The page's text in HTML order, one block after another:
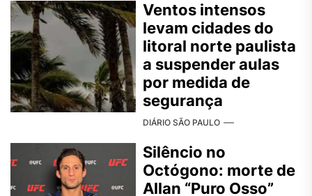
Ventos intensos
levam cidades do
litoral norte paulista
a suspender aulas
por medida de
segurança
DIÁRIO SÃO PAULO
Silêncio no
Octógono: morte de
Allan “Puro Osso”